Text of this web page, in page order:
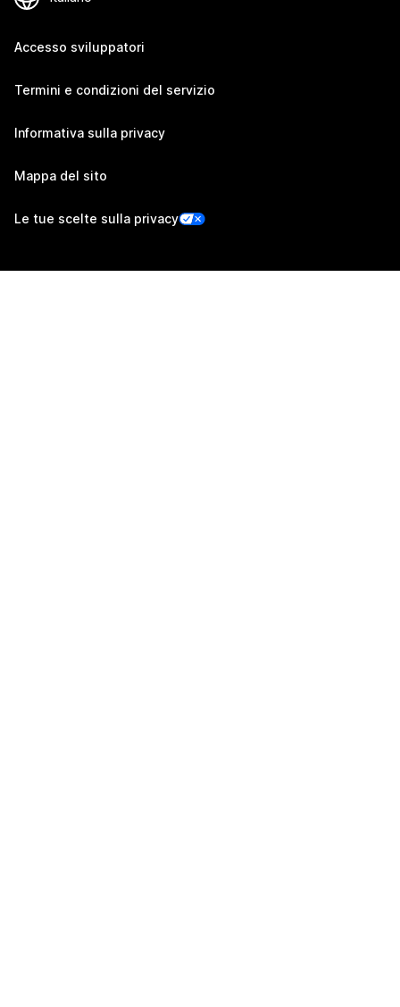
Accesso sviluppatori
Termini e condizioni del servizio
Informativa sulla privacy
Mappa del sito
Le tue scelte sulla privacy